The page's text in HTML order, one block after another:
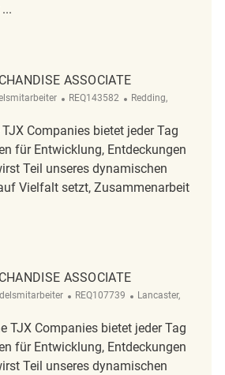
Merchandise Associate REQ125136
ASSOCIATE
ReqId
REQ143582 Ort
Redding,
Companies bietet jeder Tag
für Entwicklung, Entdeckungen
Teil unseres dynamischen
Vielfalt setzt, Zusammenarbeit
associate REQ143582
ASSOCIATE
ReqId
REQ107739 Ort
Lancaster,
TJX Companies bietet jeder Tag
für Entwicklung, Entdeckungen
Teil unseres dynamischen